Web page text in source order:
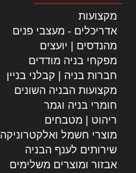
מקצועות
אדריכלים - מעצבי פנים
מהנדסים | יועצים
מפקחי בניה מודדים
חברות בניה | קבלני בניין
מקצועות הבניה השונים
חומרי בניה וגמר
ריהוט | מטבחים
מוצרי חשמל ואלקטרוניקה
שירותים לענף הבניה
אבזור ומוצרים משלימים